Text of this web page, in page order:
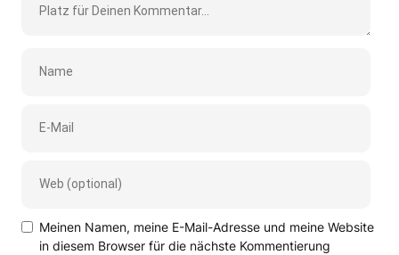
Meinen Namen, meine E-Mail-Adresse und meine Website
in diesem Browser für die nächste Kommentierung